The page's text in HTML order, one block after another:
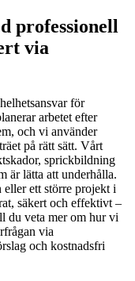
professionell
via
för
arbetet efter
och vi använder
på rätt sätt. Vårt
sprickbildning
är lätta att underhålla.
eller ett större projekt i
säkert och effektivt –
du veta mer om hur vi
via
och kostnadsfri